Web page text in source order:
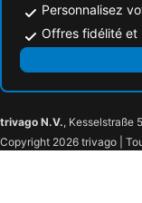
Personnalisez
Offres fidélité et
trivago N.V., Kesselstraße
Copyright 2026 trivago |